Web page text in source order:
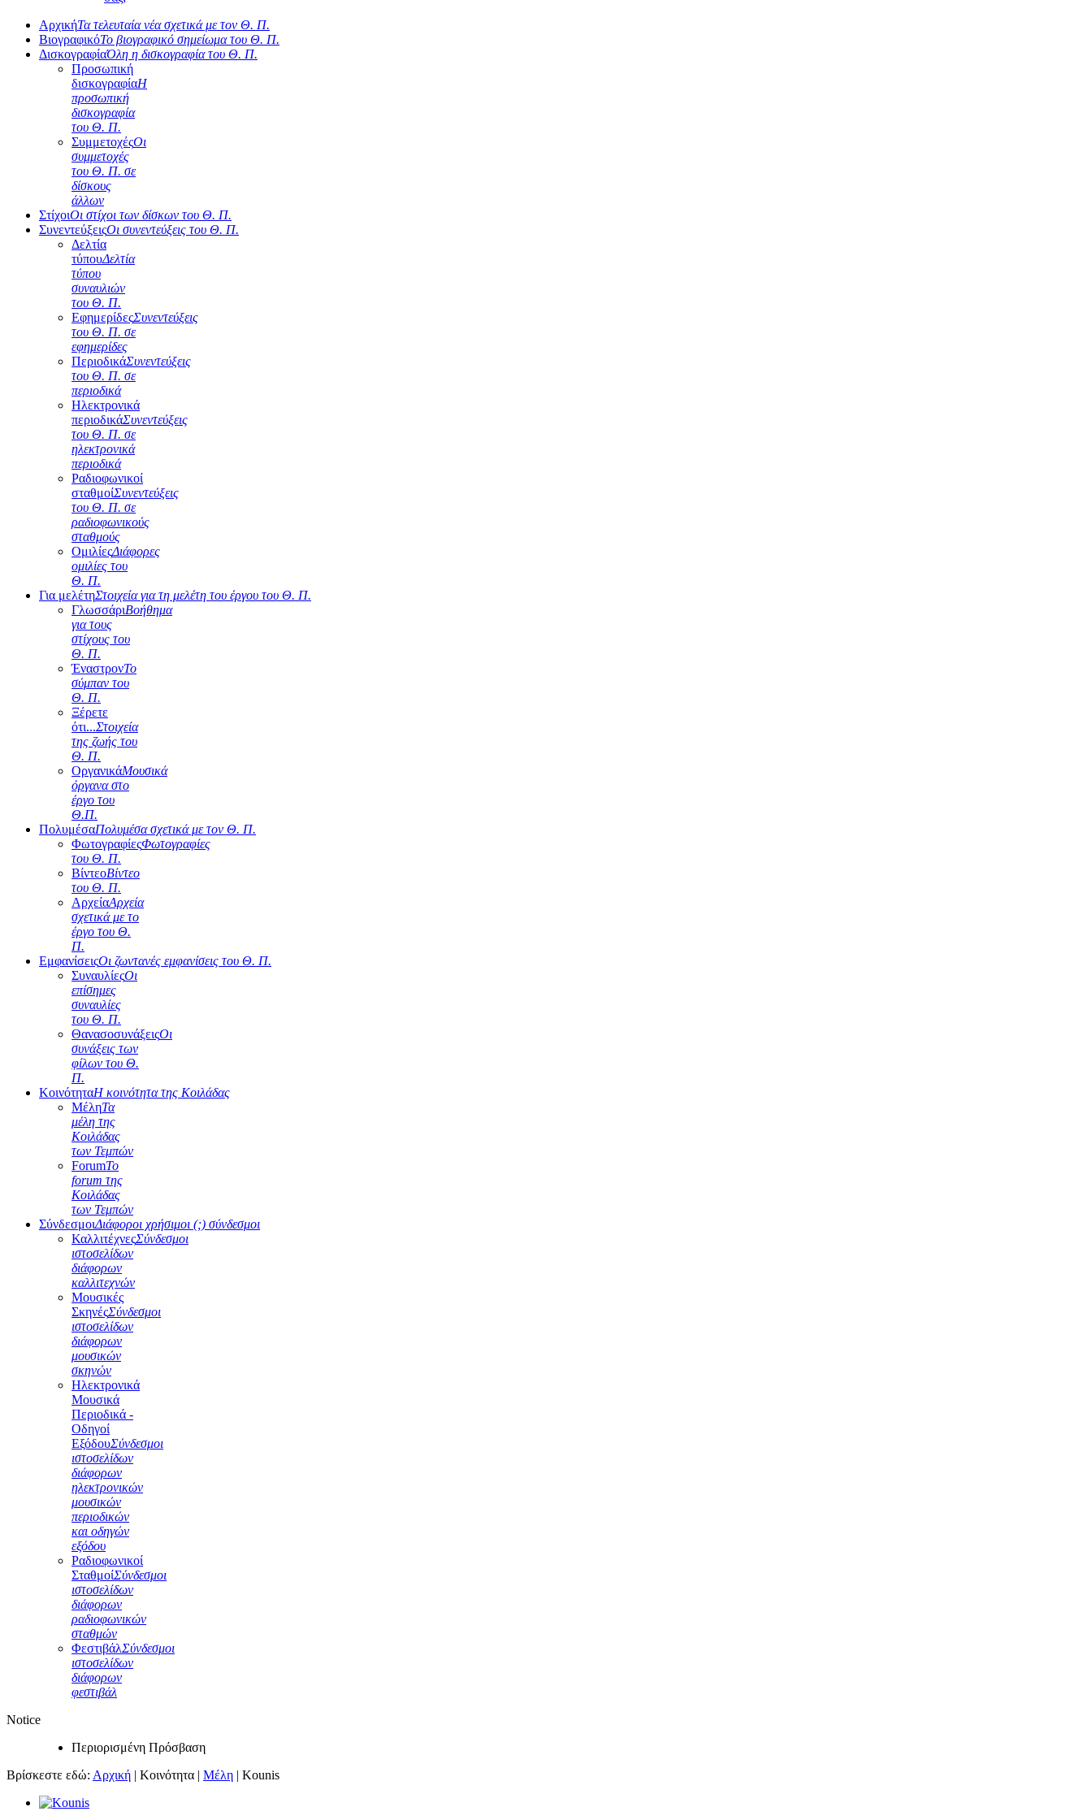
ΑρχικήΤα τελευταία νέα σχετικά με τον Θ. Π.
ΒιογραφικόΤο βιογραφικό σημείωμα του Θ. Π.
ΔισκογραφίαΌλη η δισκογραφία του Θ. Π.
Προσωπική
δισκογραφίαΗ
προσωπική
δισκογραφία
του Θ. Π.
ΣυμμετοχέςΟι
συμμετοχές
του Θ. Π. σε
δίσκους
άλλων
ΣτίχοιΟι στίχοι των δίσκων του Θ. Π.
ΣυνεντεύξειςΟι συνεντεύξεις του Θ. Π.
Δελτία
τύπουΔελτία
τύπου
συναυλιών
του Θ. Π.
ΕφημερίδεςΣυνεντεύξεις
του Θ. Π. σε
εφημερίδες
ΠεριοδικάΣυνεντεύξεις
του Θ. Π. σε
περιοδικά
Ηλεκτρονικά
περιοδικάΣυνεντεύξεις
του Θ. Π. σε
ηλεκτρονικά
περιοδικά
Ραδιοφωνικοί
σταθμοίΣυνεντεύξεις
του Θ. Π. σε
ραδιοφωνικούς
σταθμούς
ΟμιλίεςΔιάφορες
ομιλίες του
Θ. Π.
Για μελέτηΣτοιχεία για τη μελέτη του έργου του Θ. Π.
ΓλωσσάριΒοήθημα
για τους
στίχους του
Θ. Π.
ΈναστρονΤο
σύμπαν του
Θ. Π.
Ξέρετε
ότι...Στοιχεία
της ζωής του
Θ. Π.
ΟργανικάΜουσικά
όργανα στο
έργο του
Θ.Π.
ΠολυμέσαΠολυμέσα σχετικά με τον Θ. Π.
ΦωτογραφίεςΦωτογραφίες
του Θ. Π.
ΒίντεοΒίντεο
του Θ. Π.
ΑρχείαΑρχεία
σχετικά με το
έργο του Θ.
Π.
ΕμφανίσειςΟι ζωντανές εμφανίσεις του Θ. Π.
ΣυναυλίεςΟι
επίσημες
συναυλίες
του Θ. Π.
ΘανασοσυνάξειςΟι
συνάξεις των
φίλων του Θ.
Π.
ΚοινότηταΗ κοινότητα της Κοιλάδας
ΜέληΤα
μέλη της
Κοιλάδας
των Τεμπών
ForumΤο
forum της
Κοιλάδας
των Τεμπών
ΣύνδεσμοιΔιάφοροι χρήσιμοι (;) σύνδεσμοι
ΚαλλιτέχνεςΣύνδεσμοι
ιστοσελίδων
διάφορων
καλλιτεχνών
Μουσικές
ΣκηνέςΣύνδεσμοι
ιστοσελίδων
διάφορων
μουσικών
σκηνών
Ηλεκτρονικά
Μουσικά
Περιοδικά -
Οδηγοί
ΕξόδουΣύνδεσμοι
ιστοσελίδων
διάφορων
ηλεκτρονικών
μουσικών
περιοδικών
και οδηγών
εξόδου
Ραδιοφωνικοί
ΣταθμοίΣύνδεσμοι
ιστοσελίδων
διάφορων
ραδιοφωνικών
σταθμών
ΦεστιβάλΣύνδεσμοι
ιστοσελίδων
διάφορων
φεστιβάλ
Notice
Περιορισμένη Πρόσβαση
Βρίσκεστε εδώ: Αρχική | Κοινότητα | Μέλη | Kounis